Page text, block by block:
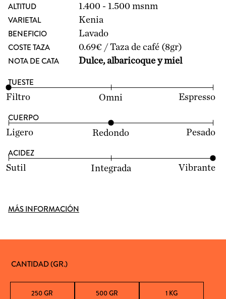
ALTITUD 1.400 - 1.500 msnm
VARIETAL Kenia
BENEFICIO Lavado
COSTE TAZA 0.69€ / Taza de café (8gr)
NOTA DE CATA Dulce, albaricoque y miel
TUESTE
Filtro Omni Espresso
CUERPO
Ligero Redondo Pesado
ACIDEZ
Sutil Integrada Vibrante
MÁS INFORMACIÓN
CANTIDAD (GR.)
250 GR 500 GR 1 KG